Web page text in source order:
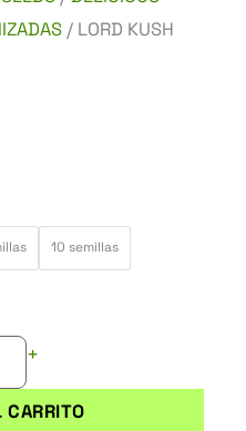
/ LORD KUSH
10 semillas
+
CARRITO